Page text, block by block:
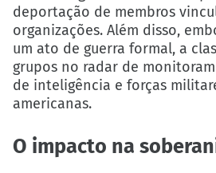
deportação de membros
organizações. Além disso,
um ato de guerra formal, a
grupos no radar de
de inteligência e forças
americanas.
O impacto na